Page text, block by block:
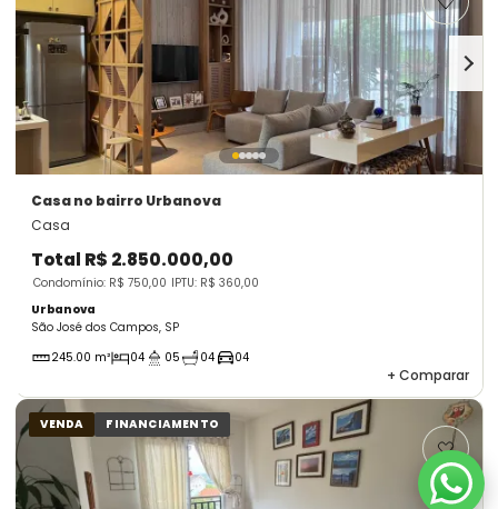
Casano bairro Urbanova
Casa
Total R$ 2.850.000,00
Condomínio: R$ 750,00 IPTU: R$ 360,00
Urbanova
São José dos Campos, SP
245.00 m²
04 05 04 04
+ Comparar
VENDA FINANCIAMENTO